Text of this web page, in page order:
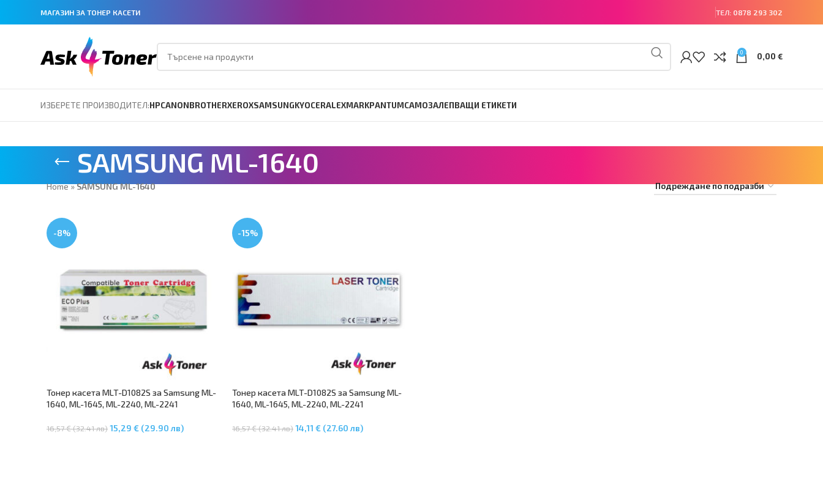
МАГАЗИН ЗА ТОНЕР КАСЕТИ ТЕЛ: 0878 293 302
0 0,00 €
ИЗБЕРЕТЕ ПРОИЗВОДИТЕЛ:HPCANONBROTHERXEROXSAMSUNGKYOCERALEXMARKPANTUMСАМОЗАЛЕПВАЩИ ЕТИКЕТИ
SAMSUNG ML-1640
Home»SAMSUNG ML-1640
-8%
Тонер касета MLT-D1082S за Samsung ML-
1640, ML-1645, ML-2240, ML-2241
16,57 € (32.41 лв)15,29 € (29.90 лв)
-15%
Тонер касета MLT-D1082S за Samsung ML-
1640, ML-1645, ML-2240, ML-2241
16,57 € (32.41 лв)14,11 € (27.60 лв)